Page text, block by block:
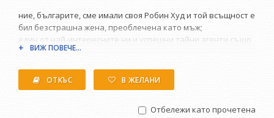
ние, българите, сме имали своя Робин Худ и той всъщност е
бил безстрашна жена, преоблечена като мъж;
един от най-интересните ни и успешни тайни агенти също
е бил жена – в буйната си коса тя пренасяла тайни
цяла сабя;
жена била и първата ни водна спасителка, при това по
ВИЖ ПОВЕЧЕ...
ОТКЪС В ЖЕЛАНИ
Отбележи като прочетена